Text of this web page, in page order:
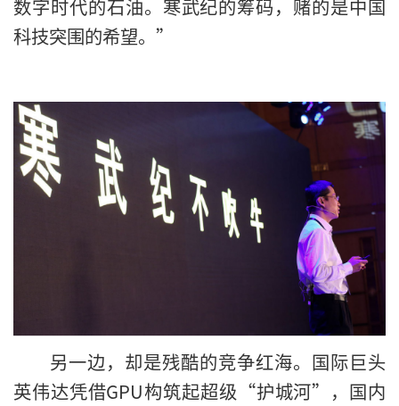
数字时代的石油。寒武纪的筹码，赌的是中国
科技突围的希望。”
另一边，却是残酷的竞争红海。国际巨头
英伟达凭借GPU构筑起超级“护城河”，国内